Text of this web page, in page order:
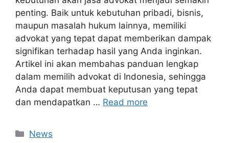
penting. Baik untuk kebutuhan pribadi, bisnis,
maupun masalah hukum lainnya, memiliki
advokat yang tepat dapat memberikan dampak
signifikan terhadap hasil yang Anda inginkan.
Artikel ini akan membahas panduan lengkap
dalam memilih advokat di Indonesia, sehingga
Anda dapat membuat keputusan yang tepat
dan mendapatkan … Read more
Categories
News